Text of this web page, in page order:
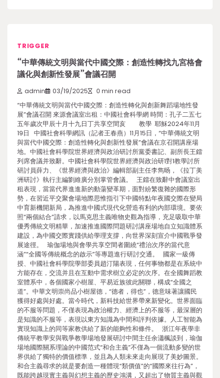
TRIGGER
“中華傳統文明與當代中國交際：創造性轉找九宮格會
議化與創新性發展”會議召開
admin 03/19/2025 0 min read
“中華傳統文明與當代中國交際：創造性轉化與創新舞蹈場地性發
展”會議召開 來源會議室出租：中國社會科學網 時間：孔子二五七
五年歲次甲辰十月十九日丁共享空間亥 教學 耶穌2024年11月
19日 中國社會科學網訊（記者王春燕）11月15日，“中華傳統文明
與當代中國交際：創造性轉化與創新性發展”會議在京召開講座場
地。中國社會科學院世界經濟與政治研討所黨委書記、副所長王鐳
列席會議并致辭。中國社會科學院世界經濟與政治研1對1教學討所
研討員薛力、《世界經濟與政治》編輯部副主任李雋旸，《拉丁美
洲研討》執行主編劉維廣分別掌管會議。 王鐳在致辭中會議室出
租表現，當當代界進進新的動蕩變革期，面對紛繁復雜的國際形
勢，在習近平交聚會場地際思惟指引下中國特點年夜國交際在變局
中育新機開新局，為推進中國式現代化營造有利的內部環境。要依
照“兩個結合”請求，以馬克思主義唯物史觀為指導，充足吸取中華
優秀傳統文明精華，加速推進國際問題研討講座場地自立知識體系
建設，為中國交際實踐供給學理支撐，向世界深刻宣介中國戰爭發
展途徑。 瑜伽場地與會學共享空間者圍繞“禮治次序的當代意
涵”“全國等傳統概念的啟示”等專題進行研討交通。 國家一級傳
授、中國社會科學院學部委員趙汀陽表現，任何事物都是在系統中
方能存在，交流并且在互動中需求樹立必定的次序。在全國舞蹈教
室體系中，各個國家小樹屋、平易近族彼此關聯，構成“全國之
道”。中華文明崇尚品小樹屋德，“德者，得也”，德意味著讓國民
獲得好處與好處。當今時代，新科技給世界帶來新變化。世界面臨
的不服等問題，不僅表現為政治權力、經濟上的不服等，最深層的
是知識的不服等，表現以東方知識為中間和評判依據。人工智能為
實現知識上的同等家教供給了新的能夠性和條件。 浙江年夜學非
傳統平教學安與戰爭教學場地發展研討中間主任余瀟楓談到，瑜伽
場地國際關系理論的中國范式“和合主義”不僅為一個流動多變的世
界供給了獨特的價值標準，並且為人類未來走向展現了美妙圖景。
和合主義尋求的就是要創造一種體現“類價值”的“國際來往行為”，
既能跨越現實主義與幻想主義的歷史鴻溝，又超出了物質主義與觀